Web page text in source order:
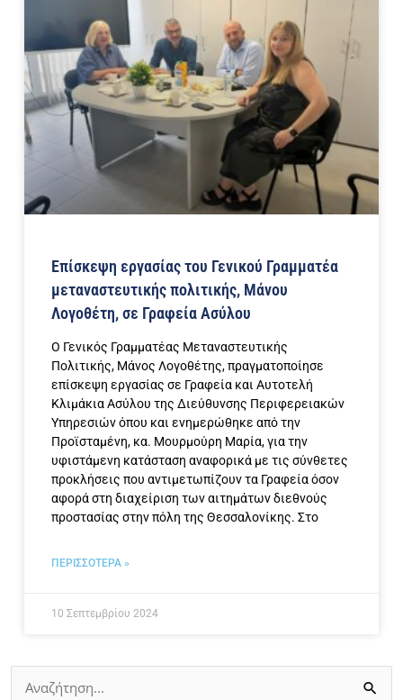
Επίσκεψη εργασίας του Γενικού Γραμματέα
μεταναστευτικής πολιτικής, Μάνου
Λογοθέτη, σε Γραφεία Ασύλου
Ο Γενικός Γραμματέας Μεταναστευτικής
Πολιτικής, Μάνος Λογοθέτης, πραγματοποίησε
επίσκεψη εργασίας σε Γραφεία και Αυτοτελή
Κλιμάκια Ασύλου της Διεύθυνσης Περιφερειακών
Υπηρεσιών όπου και ενημερώθηκε από την
Προϊσταμένη, κα. Μουρμούρη Μαρία, για την
υφιστάμενη κατάσταση αναφορικά με τις σύνθετες
προκλήσεις που αντιμετωπίζουν τα Γραφεία όσον
αφορά στη διαχείριση των αιτημάτων διεθνούς
προστασίας στην πόλη της Θεσσαλονίκης. Στο
ΠΕΡΙΣΣΟΤΕΡΑ »
10 Σεπτεμβρίου 2024
Αναζήτηση